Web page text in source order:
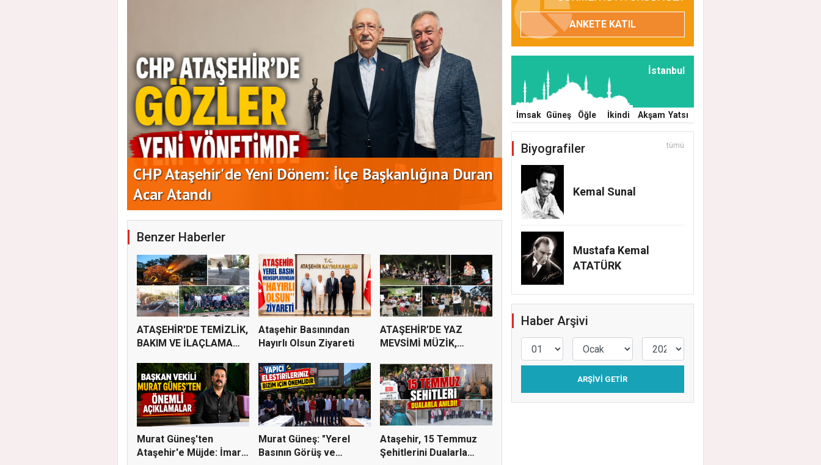
Yeni Parti Ataşehir'de Kurucu Kadro Belli Oldu
ATAŞEHİR'DE TEMİZLİK, BAKIM VE İLAÇLAMA
ÇALIŞMALARI ARALIKSIZ SÜRÜYOR
Benzer Haberler
ATAŞEHİR'DE TEMİZLİK,
BAKIM VE İLAÇLAMA
Ataşehir Basınından
Hayırlı Olsun Ziyareti
ATAŞEHİR’DE YAZ
MEVSİMİ MÜZİK,
Murat Güneş'ten
Ataşehir'e Müjde: İmar
Murat Güneş: "Yerel
Basının Görüş ve
Ataşehir, 15 Temmuz
Şehitlerini Dualarla
ANKETE KATIL
İstanbul
İmsak Güneş Öğle İkindi Akşam Yatsı
Biyografiler tümü
Kemal Sunal
Mustafa Kemal
ATATÜRK
Haber Arşivi
ARŞIVI GETIR